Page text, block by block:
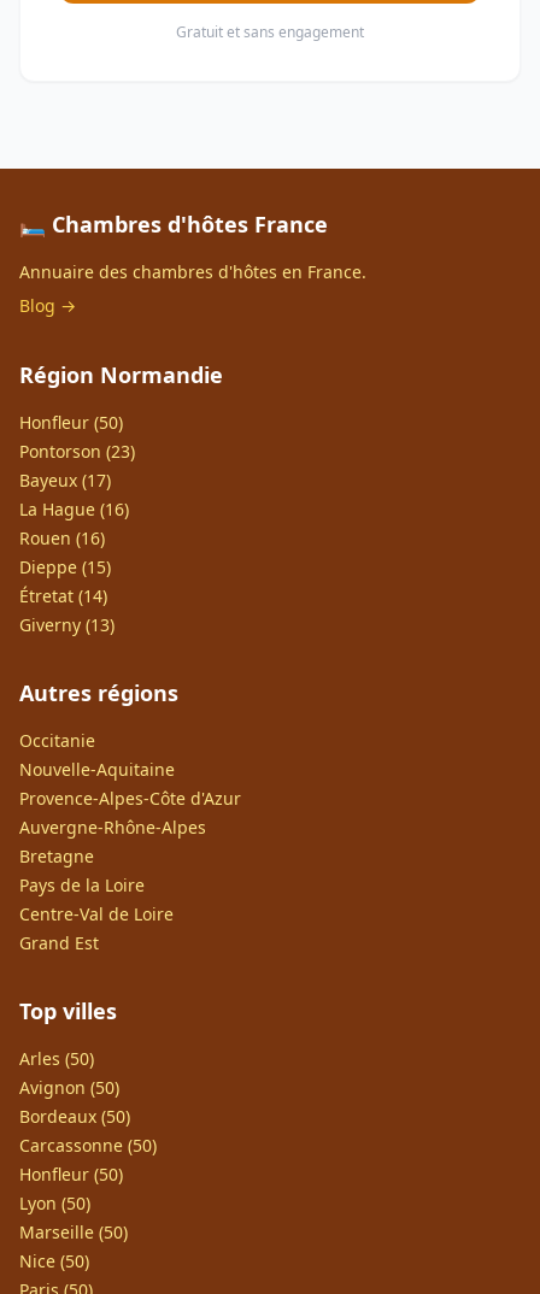
Gratuit et sans engagement
🛏️ Chambres d'hôtes France
Annuaire des chambres d'hôtes en France.
Blog →
Région Normandie
Honfleur (50)
Pontorson (23)
Bayeux (17)
La Hague (16)
Rouen (16)
Dieppe (15)
Étretat (14)
Giverny (13)
Autres régions
Occitanie
Nouvelle-Aquitaine
Provence-Alpes-Côte d'Azur
Auvergne-Rhône-Alpes
Bretagne
Pays de la Loire
Centre-Val de Loire
Grand Est
Top villes
Arles (50)
Avignon (50)
Bordeaux (50)
Carcassonne (50)
Honfleur (50)
Lyon (50)
Marseille (50)
Nice (50)